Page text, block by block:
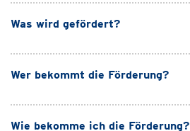
Was wird gefördert?
Wer bekommt die Förderung?
Wie bekomme ich die Förderung?